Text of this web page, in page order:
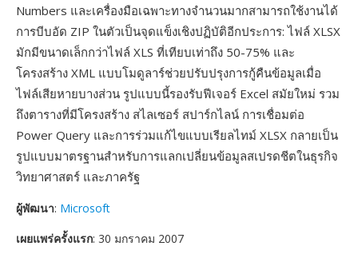
Numbers และเครื่องมือเฉพาะทางจำนวนมากสามารถใช้งานได้
การบีบอัด ZIP ในตัวเป็นจุดแข็งเชิงปฏิบัติอีกประการ: ไฟล์ XLSX
มักมีขนาดเล็กกว่าไฟล์ XLS ที่เทียบเท่าถึง 50-75% และ
โครงสร้าง XML แบบโมดูลาร์ช่วยปรับปรุงการกู้คืนข้อมูลเมื่อ
ไฟล์เสียหายบางส่วน รูปแบบนี้รองรับฟีเจอร์ Excel สมัยใหม่ รวม
ถึงตารางที่มีโครงสร้าง สไลเซอร์ สปาร์กไลน์ การเชื่อมต่อ
Power Query และการร่วมแก้ไขแบบเรียลไทม์ XLSX กลายเป็น
รูปแบบมาตรฐานสำหรับการแลกเปลี่ยนข้อมูลสเปรดชีตในธุรกิจ
วิทยาศาสตร์ และภาครัฐ
ผู้พัฒนา: Microsoft
เผยแพร่ครั้งแรก: 30 มกราคม 2007